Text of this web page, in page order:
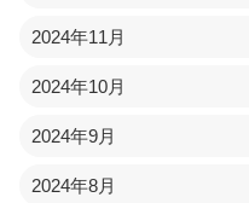
2024年11月
2024年10月
2024年9月
2024年8月